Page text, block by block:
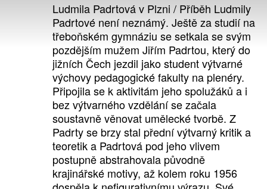
Ludmila Padrtová v Plzni / Příběh Ludmily
Padrtové není neznámý. Ještě za studií na
třeboňském gymnáziu se setkala se svým
pozdějším mužem Jiřím Padrtou, který do
jižních Čech jezdil jako student výtvarné
výchovy pedagogické fakulty na plenéry.
Připojila se k aktivitám jeho spolužáků a i
bez výtvarného vzdělání se začala
soustavně věnovat umělecké tvorbě. Z
Padrty se brzy stal přední výtvarný kritik a
teoretik a Padrtová pod jeho vlivem
postupně abstrahovala původně
krajinářské motivy, až kolem roku 1956